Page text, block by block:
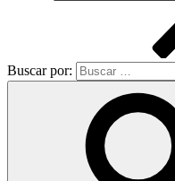
Buscar por: